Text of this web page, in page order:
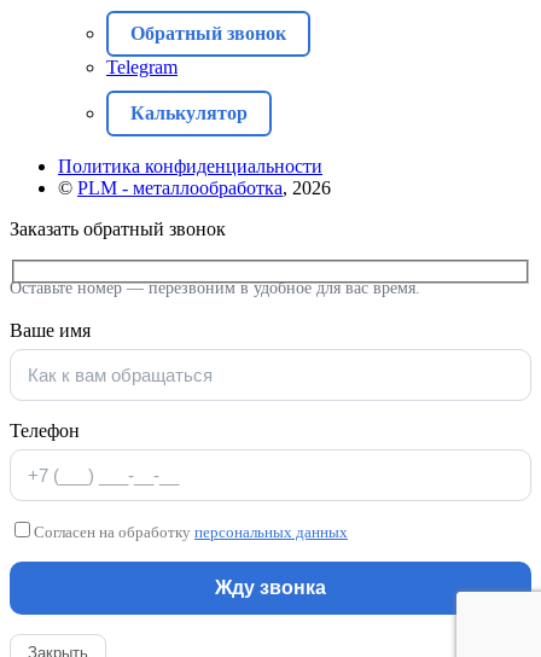
Обратный звонок
Telegram
Калькулятор
Политика конфиденциальности
© PLM - металлообработка, 2026
Заказать обратный звонок
Оставьте номер — перезвоним в удобное для вас время.
Ваше имя
Телефон
Согласен на обработку персональных данных
Закрыть